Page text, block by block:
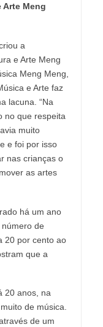
Arte Meng
a
e Arte Meng
Meng Meng,
e Arte faz
lacuna. “Na
no que respeita
muito
e foi por isso
nas crianças o
as artes
há um ano
de
20 por cento ao
que a
20 anos, na
de música.
de um